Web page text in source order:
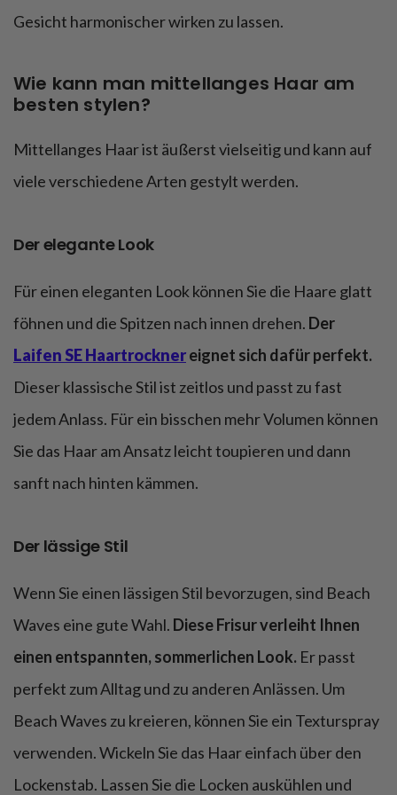
Gesicht harmonischer wirken zu lassen.
Wie kann man mittellanges Haar am
besten stylen?
Mittellanges Haar ist äußerst vielseitig und kann auf
viele verschiedene Arten gestylt werden.
Der elegante Look
Für einen eleganten Look können Sie die Haare glatt
föhnen und die Spitzen nach innen drehen. Der
Laifen SE Haartrocknereignet sich dafür perfekt.
Dieser klassische Stil ist zeitlos und passt zu fast
jedem Anlass. Für ein bisschen mehr Volumen können
Sie das Haar am Ansatz leicht toupieren und dann
sanft nach hinten kämmen.
Der lässige Stil
Wenn Sie einen lässigen Stil bevorzugen, sind Beach
Waves eine gute Wahl. Diese Frisur verleiht Ihnen
einen entspannten, sommerlichen Look. Er passt
perfekt zum Alltag und zu anderen Anlässen. Um
Beach Waves zu kreieren, können Sie ein Texturspray
verwenden. Wickeln Sie das Haar einfach über den
Lockenstab. Lassen Sie die Locken auskühlen und